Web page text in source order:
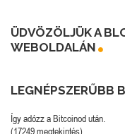
ÜDVÖZÖLJÜK A
WEBOLDALÁN
LEGNÉPSZERŰBB
Így adózz a Bitcoinod után.
(17249 megtekintés)